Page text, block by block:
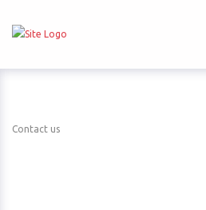
Contact us